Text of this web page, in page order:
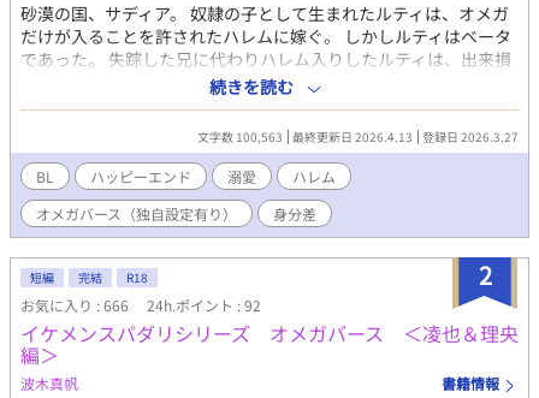
砂漠の国、サディア。 奴隷の子として生まれたルティは、オメガ
だけが入ることを許されたハレムに嫁ぐ。 しかしルティはベータ
であった。 失踪した兄に代わりハレム入りしたルティは、出来損
ないのオメガと偽りハレムの端でひっそりと暮らしていた。 いつ
かベータだとバレて処刑されるであろうその日まで。 しかしある
時、国王であるソーマと出会う。 彼はルティをオメガであり、自
分の運命のつがいだと言う。 だが彼が運命を感じたのは、兄の残
り香だった。 ソーマに愛される日々に喜びと体の違和感を感じつ
つも、彼を騙していること。 そして彼の運命が双子の兄であるこ
とに、ルティは耐えきれず真実を告げる。 さらには、本物の運命
のつがいである兄がハレムにやってくる……！
続きを読む
文字数 100,563 最終更新日 2026.4.13 登録日 2026.3.27
BL ハッピーエンド 溺愛
ハレム
オメガバース（独自設定有り）
身分差
2
短編 完結 R18
お気に入り : 666 24h.ポイント : 92
イケメンスパダリシリーズ オメガバース ＜凌也＆理央
編＞
波木真帆 書籍情報